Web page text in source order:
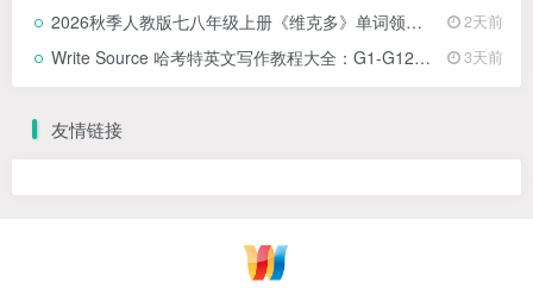
2026秋季人教版七八年级上册《维克多》单词领读视频 2天前
Write Source 哈考特英文写作教程大全：G1-G12全套教材 + G1-G2配套视频 3天前
友情链接